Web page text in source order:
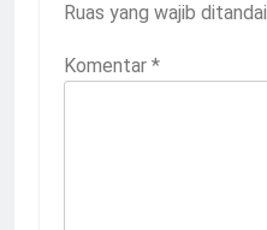
Ruas yang wajib ditandai
Komentar *